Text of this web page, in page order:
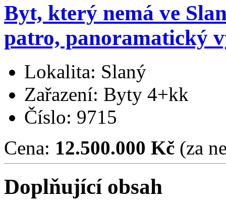
Byt, který nemá ve
patro, panoramatický
Lokalita: Slaný
Zařazení: Byty 4+kk
Číslo: 9715
Cena: 12.500.000 Kč (za
Doplňující obsah